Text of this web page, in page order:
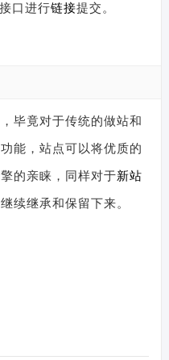
口进行链接提交。
毕竟对于传统的做站和
能，站点可以将优质的
擎的亲睐，同样对于新站
续继承和保留下来。